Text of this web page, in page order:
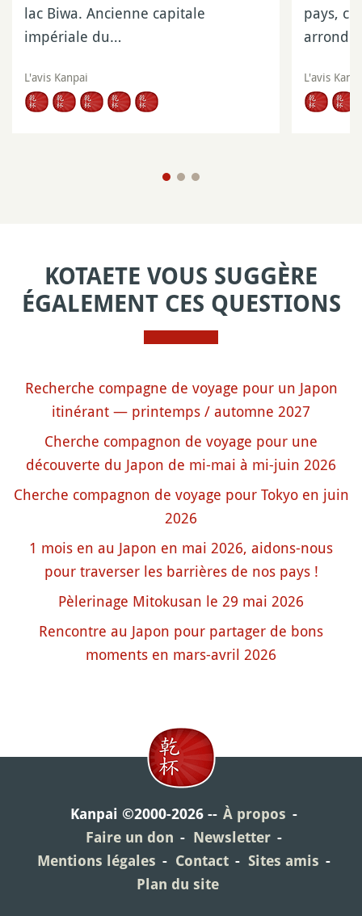
lac Biwa. Ancienne capitale
impériale du…
L'avis Kanpai
pays,
L'avis
KOTAETE VOUS SUGGÈRE
ÉGALEMENT CES QUESTIONS
Recherche compagne de voyage pour un Japon
itinérant — printemps / automne 2027
Cherche compagnon de voyage pour une
découverte du Japon de mi-mai à mi-juin 2026
Cherche compagnon de voyage pour Tokyo en juin
2026
1 mois en au Japon en mai 2026, aidons-nous
pour traverser les barrières de nos pays !
Pèlerinage Mitokusan le 29 mai 2026
Rencontre au Japon pour partager de bons
moments en mars-avril 2026
Kanpai ©2000-2026
À propos
Faire un don
Newsletter
Mentions légales
Contact
Sites amis
Plan du site